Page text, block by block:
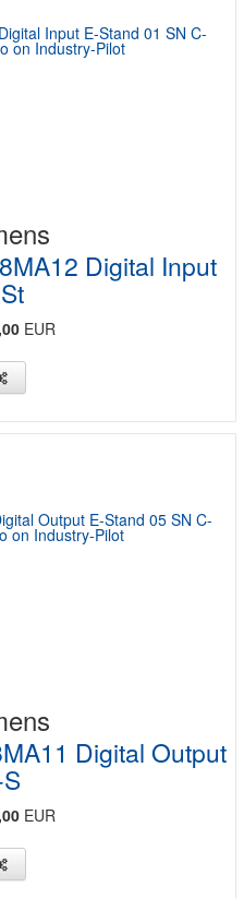
Digital Input
EUR
Digital Output
EUR